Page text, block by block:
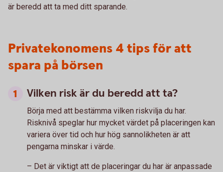
är beredd att ta med ditt sparande.
Privatekonomens 4 tips för att
spara på börsen
Vilken risk är du beredd att ta?
Börja med att bestämma vilken riskvilja du har.
Risknivå speglar hur mycket värdet på placeringen kan
variera över tid och hur hög sannolikheten är att
pengarna minskar i värde.
– Det är viktigt att de placeringar du har är anpassade